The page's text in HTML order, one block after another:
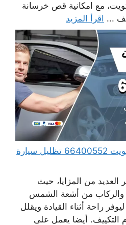
مع امكانية قص خرسانة
... اقرأ المزيد
تظليل سيارات متنقل الكويت 66400552 تظليل سيارة
من المزايا، حيث
والركاب من أشعة الشمس
راحة أثناء القيادة ويقلل
التكييف. أيضا يعمل على